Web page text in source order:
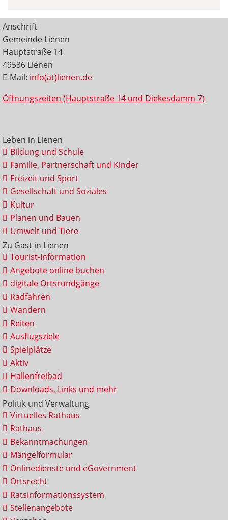
Anschrift
Gemeinde Lienen
Hauptstraße 14
49536 Lienen
E-Mail: info(at)lienen.de
Öffnungszeiten (Hauptstraße 14 und Diekesdamm 7)
Leben in Lienen
Bildung und Schule
Familie, Partnerschaft und Kinder
Freizeit und Sport
Gesellschaft und Soziales
Kultur
Planen und Bauen
Umwelt und Tiere
Zu Gast in Lienen
Tourist-Information
Angebote online buchen
digitale Ortsrundgänge
Radfahren
Wandern
Reiten
Ausflugsziele
Spielplätze
Aktiv
Hallenfreibad
Downloads, Links und mehr
Politik und Verwaltung
Virtuelles Rathaus
Rathaus
Bekanntmachungen
Mängelformular
Onlinedienste und eGovernment
Ortsrecht
Ratsinformationssystem
Stellenangebote